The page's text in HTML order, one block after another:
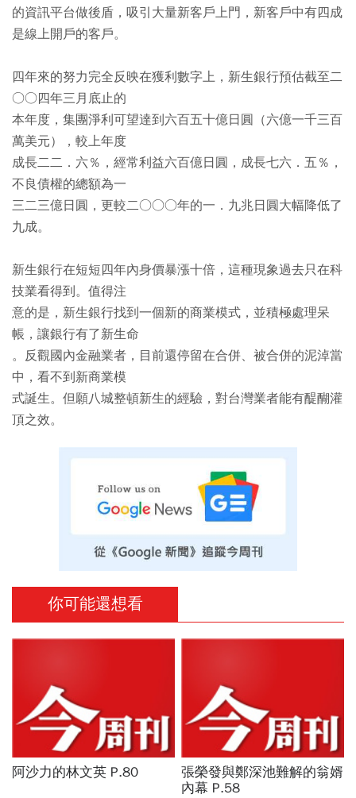
的資訊平台做後盾，吸引大量新客戶上門，新客戶中有四成
是線上開戶的客戶。
四年來的努力完全反映在獲利數字上，新生銀行預估截至二
○○四年三月底止的
本年度，集團淨利可望達到六百五十億日圓（六億一千三百
萬美元），較上年度
成長二二．六％，經常利益六百億日圓，成長七六．五％，
不良債權的總額為一
三二三億日圓，更較二○○○年的一．九兆日圓大幅降低了
九成。
新生銀行在短短四年內身價暴漲十倍，這種現象過去只在科
技業看得到。值得注
意的是，新生銀行找到一個新的商業模式，並積極處理呆
帳，讓銀行有了新生命
。反觀國內金融業者，目前還停留在合併、被合併的泥淖當
中，看不到新商業模
式誕生。但願八城整頓新生的經驗，對台灣業者能有醍醐灌
頂之效。
你可能還想看
阿沙力的林文英 P.80
張榮發與鄭深池難解的翁婿
內幕 P.58